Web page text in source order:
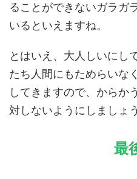
ることができないガラガ
いるといえますね。
とはいえ、大人しいにし
たち人間にもためらいな
してきますので、からか
対しないようにしましょう
最